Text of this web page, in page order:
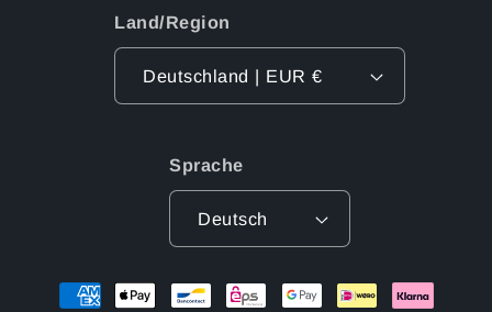
Land/Region
Deutschland | EUR €
Sprache
Deutsch
Zahlungsmethoden